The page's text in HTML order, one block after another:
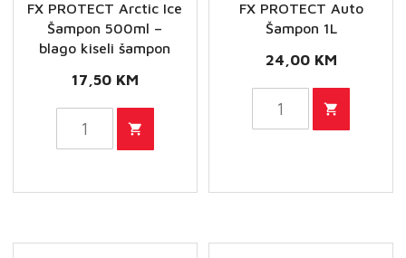
FX PROTECT Arctic Ice
Šampon 500ml –
blago kiseli šampon
17,50 KM
PROTECT
FX PROTECT Auto
Šampon 1L
24,00 KM
PROTECT
Šampon
količina